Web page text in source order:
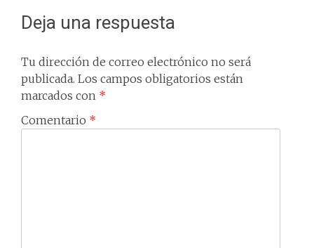
Deja una respuesta
Tu dirección de correo electrónico no será
publicada. Los campos obligatorios están
marcados con *
Comentario *